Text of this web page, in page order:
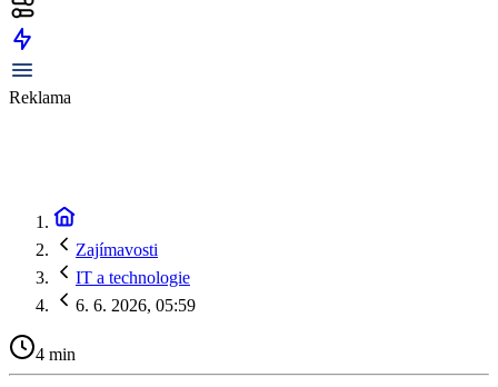
Reklama
Zajímavosti
IT a technologie
6. 6. 2026, 05:59
4 min